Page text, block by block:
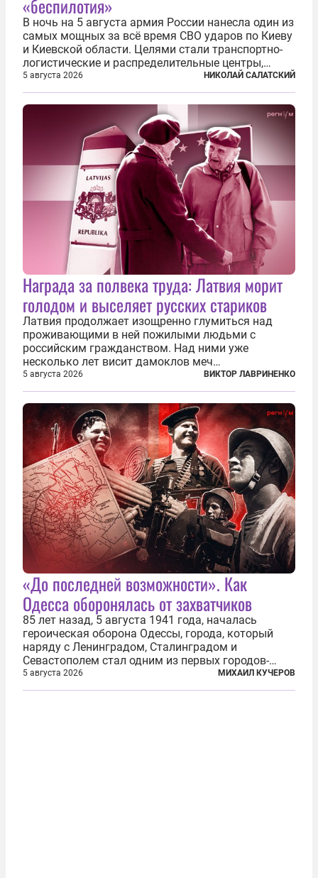
«беспилотия»
В ночь на 5 августа армия России нанесла один из
самых мощных за всё время СВО ударов по Киеву
и Киевской области. Целями стали транспортно-
логистические и распределительные центры,
которые ВСУ использовали для хранения и
доставки вооружений и грузов военного
назначения. Атака также «накрыла»...
5 августа 2026 НИКОЛАЙ САЛАТСКИЙ
Награда за полвека труда: Латвия морит
голодом и выселяет русских стариков
Латвия продолжает изощренно глумиться над
проживающими в ней пожилыми людьми с
российским гражданством. Над ними уже
несколько лет висит дамоклов меч
насильственного выдворения. Некоторых уже
депортировали, а многие уехали сами, не
дожидаясь изгнания из родных домов. Пожилых
людей, проваливших...
5 августа 2026 ВИКТОР ЛАВРИНЕНКО
«До последней возможности». Как
Одесса оборонялась от захватчиков
85 лет назад, 5 августа 1941 года, началась
героическая оборона Одессы, города, который
наряду с Ленинградом, Сталинградом и
Севастополем стал одним из первых городов-
героев. Историки приводят фразу из телеграммы
Иосифа Сталина, датированной сентябрем 1941-
5 августа 2026 МИХАИЛ КУЧЕРОВ